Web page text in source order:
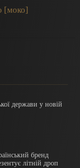
[моко]
держави у новій
бренд
літній дроп